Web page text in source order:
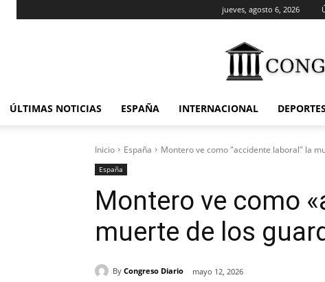
jueves, agosto 6, 2026
ÚLTIMAS NOTICIAS ESPAÑA INTERNACIONAL DEPORTES
Inicio España Montero ve como "accidente laboral" la
España
Montero ve como
muerte de los
By Congreso Diario mayo 12, 2026